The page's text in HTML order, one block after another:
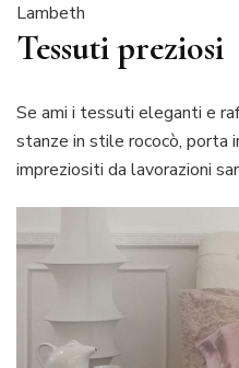
Lambeth
Tessuti preziosi
Se ami i tessuti eleganti e
stanze in stile rococò, porta
impreziositi da lavorazioni